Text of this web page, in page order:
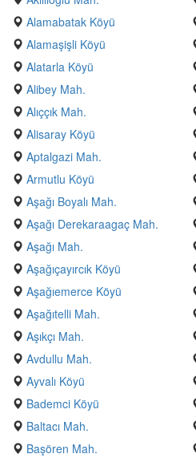
Alamabatak Köyü
Alamaşişli Köyü
Alatarla Köyü
Alibey Mah.
Alıççık Mah.
Alisaray Köyü
Aptalgazi Mah.
Armutlu Köyü
Aşağı Boyalı Mah.
Aşağı Derekaraagaç Mah.
Aşağı Mah.
Aşağıçayırcık Köyü
Aşağıemerce Köyü
Aşağıtelli Mah.
Aşıkçı Mah.
Avdullu Mah.
Ayvalı Köyü
Bademci Köyü
Baltacı Mah.
Başören Mah.